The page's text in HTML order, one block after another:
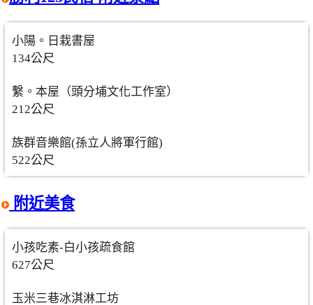
小陽。日栽書屋
134公尺
繫。本屋（頭分埔文化工作室）
212公尺
族群音樂館(孫立人將軍行館)
522公尺
附近美食
小孩吃素-白小孩疏食館
627公尺
玉米三巷冰淇淋工坊